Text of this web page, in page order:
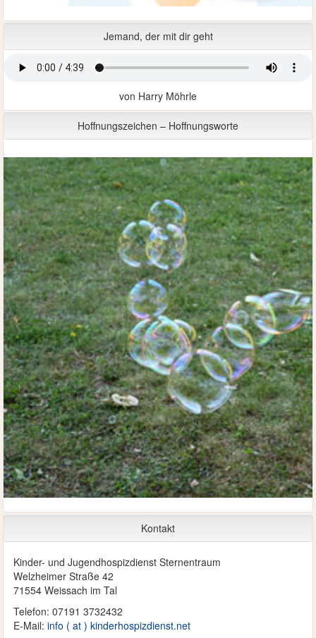
Jemand, der mit dir geht
von Harry Möhrle
Hoffnungszeichen – Hoffnungsworte
Kontakt
Kinder- und Jugendhospizdienst Sternentraum
Welzheimer Straße 42
71554 Weissach im Tal
Telefon: 07191 3732432
E-Mail: info ( at ) kinderhospizdienst.net